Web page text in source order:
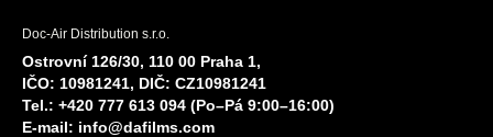
Doc-Air Distribution s.r.o.
Ostrovní 126/30, 110 00 Praha 1,
IČO: 10981241, DIČ: CZ10981241
Tel.: +420 777 613 094 (Po–Pá 9:00–16:00)
E-mail: info@dafilms.com